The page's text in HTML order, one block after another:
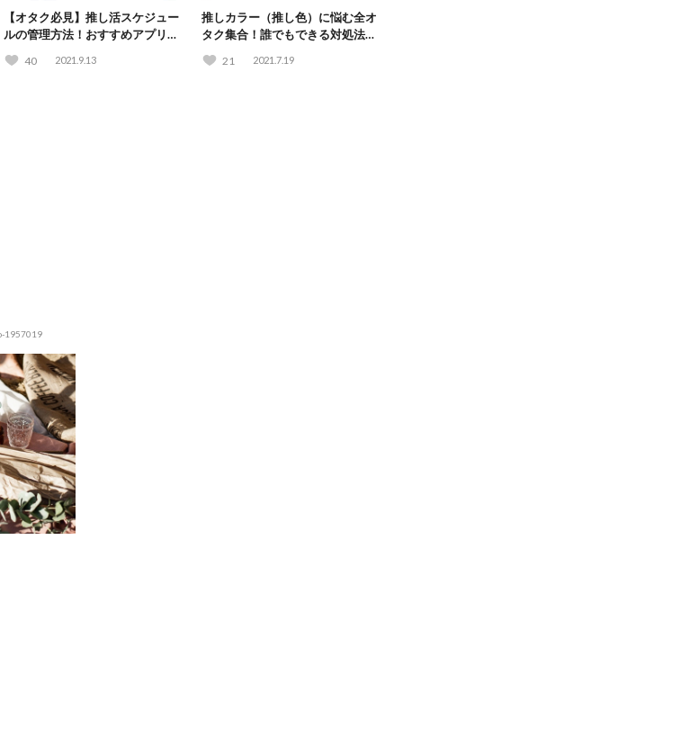
【オタク必見】推し活スケジュー
ルの管理方法！おすすめアプリ
40 2021.9.13
推しカラー（推し色）に悩む全オ
タク集合！誰でもできる対処法を
21 2021.7.19
1957019